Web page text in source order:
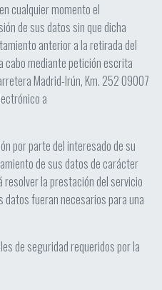
cualquier momento el
de sus datos sin que dicha
anterior a la retirada del
cabo mediante petición escrita
Madrid-Irún, Km. 252 09007
a
por parte del interesado de su
de sus datos de carácter
resolver la prestación del servicio
datos fueran necesarios para una
de seguridad requeridos por la